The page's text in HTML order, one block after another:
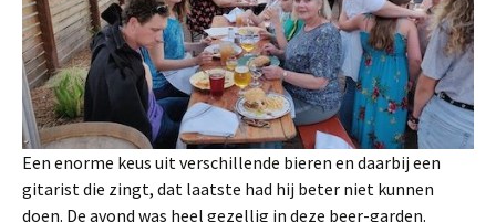
Een enorme keus uit verschillende bieren en daarbij een
gitarist die zingt, dat laatste had hij beter niet kunnen
doen. De avond was heel gezellig in deze beer-garden.